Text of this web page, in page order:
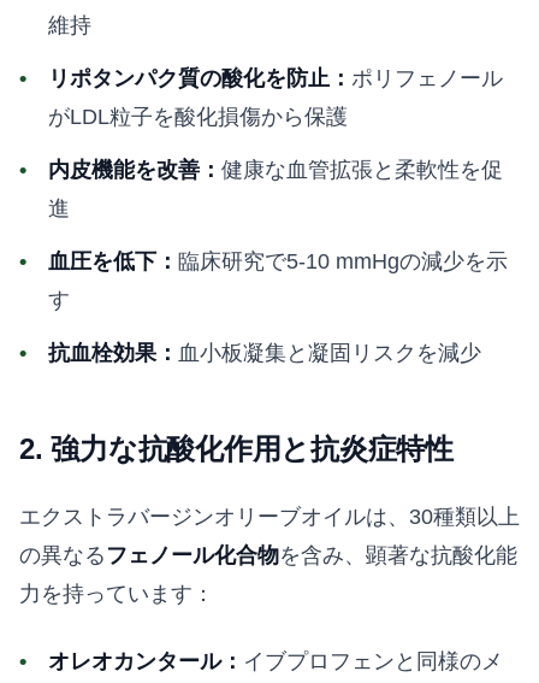
維持
リポタンパク質の酸化を防止： ポリフェノール
がLDL粒子を酸化損傷から保護
内皮機能を改善： 健康な血管拡張と柔軟性を促
進
血圧を低下： 臨床研究で5-10 mmHgの減少を示
す
抗血栓効果： 血小板凝集と凝固リスクを減少
2. 強力な抗酸化作用と抗炎症特性
エクストラバージンオリーブオイルは、30種類以上
の異なる フェノール化合物を含み、顕著な抗酸化能
力を持っています：
オレオカンタール： イブプロフェンと同様のメ